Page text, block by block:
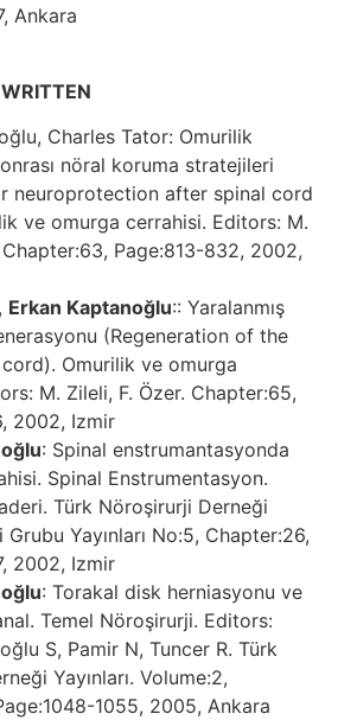
Ankara
Charles Tator: Omurilik
nöral koruma stratejileri
neuroprotection after spinal cord
ve omurga cerrahisi. Editors: M.
Chapter:63, Page:813-832, 2002,
Erkan Kaptanoğlu:: Yaralanmış
(Regeneration of the
Omurilik ve omurga
M. Zileli, F. Özer. Chapter:65,
2002, Izmir
: Spinal enstrumantasyonda
Spinal Enstrumentasyon.
Türk Nöroşirurji Derneği
Yayınları No:5, Chapter:26,
2002, Izmir
: Torakal disk herniasyonu ve
Temel Nöroşirurji. Editors:
S, Pamir N, Tuncer R. Türk
Yayınları. Volume:2,
1055, 2005, Ankara